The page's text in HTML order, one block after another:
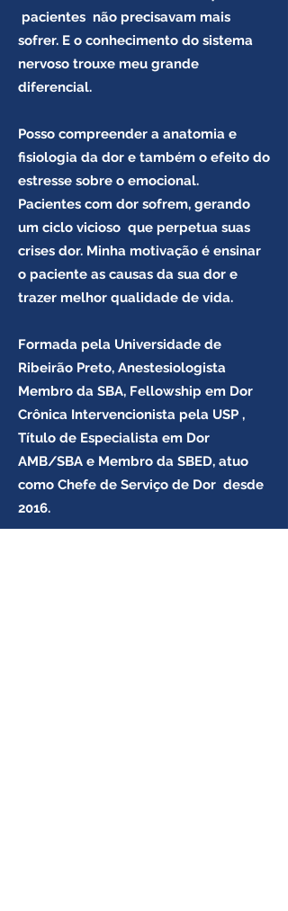
pacientes não precisavam mais
sofrer. E o conhecimento do sistema
nervoso trouxe meu grande
diferencial.
Posso compreender a anatomia e
fisiologia da dor e também o efeito do
estresse sobre o emocional.
Pacientes com dor sofrem, gerando
um ciclo vicioso que perpetua suas
crises dor. Minha motivação é ensinar
o paciente as causas da sua dor e
trazer melhor qualidade de vida.
Formada pela Universidade de
Ribeirão Preto, Anestesiologista
Membro da SBA, Fellowship em Dor
Crônica Intervencionista pela USP ,
Título de Especialista em Dor
AMB/SBA e Membro da SBED, atuo
como Chefe de Serviço de Dor desde
2016.